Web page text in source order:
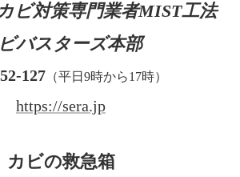
ビ対策専門業者MIST工法
バスターズ本部
127 （平日9時から17時）
https://sera.jp
カビの救急箱